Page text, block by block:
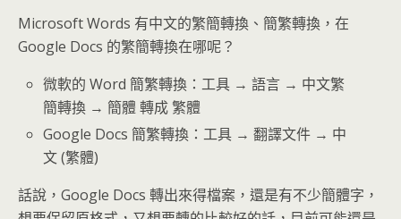
Microsoft Words 有中文的繁簡轉換、簡繁轉換，在
Google Docs 的繁簡轉換在哪呢？
微軟的 Word 簡繁轉換：工具 → 語言 → 中文繁
簡轉換 → 簡體 轉成 繁體
Google Docs 簡繁轉換：工具 → 翻譯文件 → 中
文 (繁體)
話說，Google Docs 轉出來得檔案，還是有不少簡體字，